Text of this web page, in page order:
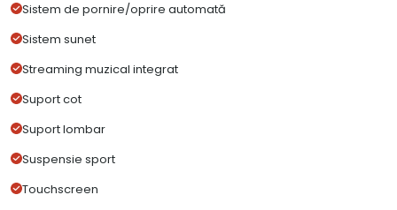
Sistem de pornire/oprire automată
Sistem sunet
Streaming muzical integrat
Suport cot
Suport lombar
Suspensie sport
Touchscreen